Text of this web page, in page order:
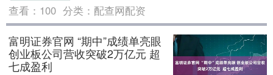
查看： 100 分类： 配查网配资
富明证券官网 “期中”成绩单亮眼
创业板公司营收突破2万亿元 超
七成盈利